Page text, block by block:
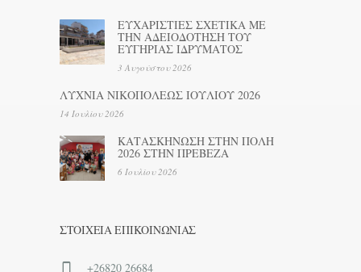
ΕΥΧΑΡΙΣΤΙΕΣ ΣΧΕΤΙΚΑ ΜΕ
ΤΗΝ ΑΔΕΙΟΔΟΤΗΣΗ ΤΟΥ
ΕΥΓΗΡΙΑΣ ΙΔΡΥΜΑΤΟΣ
3 Αυγούστου 2026
ΛΥΧΝΙΑ ΝΙΚΟΠΟΛΕΩΣ ΙΟΥΛΙΟΥ 2026
14 Ιουλίου 2026
ΚΑΤΑΣΚΗΝΩΣΗ ΣΤΗΝ ΠΟΛΗ
2026 ΣΤΗΝ ΠΡΕΒΕΖΑ
6 Ιουλίου 2026
ΣΤΟΙΧΕΊΑ ΕΠΙΚΟΙΝΩΝΊΑΣ
+26820 26684